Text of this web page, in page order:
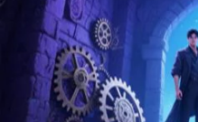
女裝 男裝
日本購物 電子/紙本書